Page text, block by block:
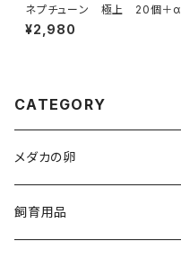
ネプチューン 極上 20個＋α
¥2,980
CATEGORY
メダカの卵
人気品種
飼育用品